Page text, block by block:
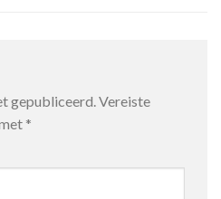
gepubliceerd. Vereiste
*